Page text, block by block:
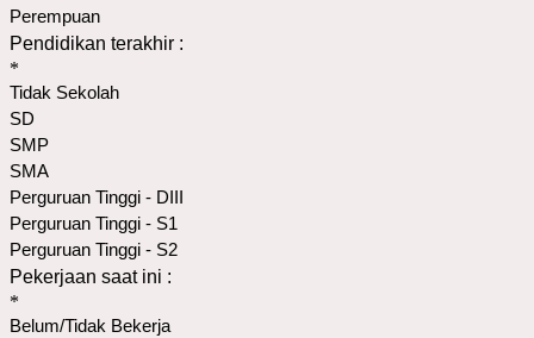
Perempuan
Pendidikan terakhir :
*
Tidak Sekolah
SD
SMP
SMA
Perguruan Tinggi - DIII
Perguruan Tinggi - S1
Perguruan Tinggi - S2
Pekerjaan saat ini :
*
Belum/Tidak Bekerja